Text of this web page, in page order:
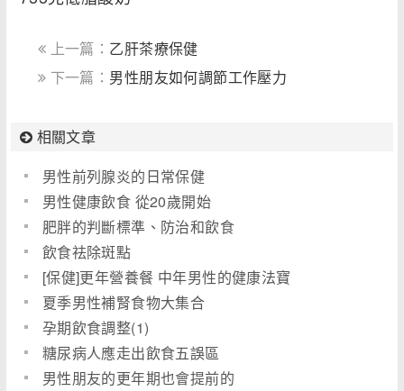
上一篇： 乙肝茶療保健
下一篇： 男性朋友如何調節工作壓力
相關文章
男性前列腺炎的日常保健
男性健康飲食 從20歲開始
肥胖的判斷標準、防治和飲食
飲食祛除斑點
[保健]更年營養餐 中年男性的健康法寶
夏季男性補腎食物大集合
孕期飲食調整(1)
糖尿病人應走出飲食五誤區
男性朋友的更年期也會提前的